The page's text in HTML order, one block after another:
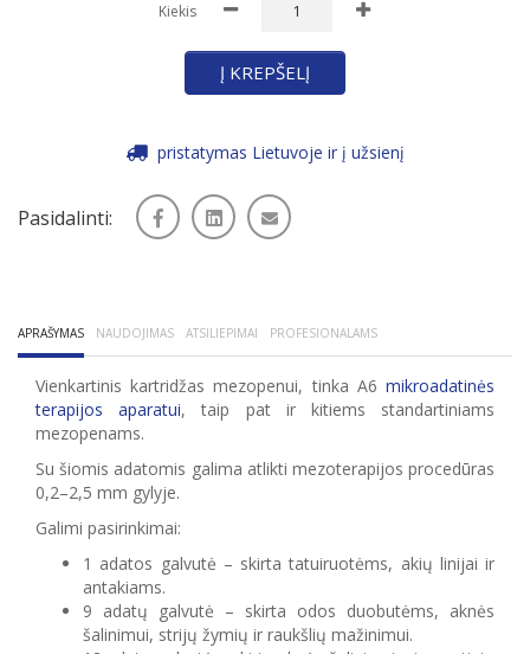
Kiekis
Į KREPŠELĮ
pristatymas Lietuvoje ir į užsienį
Pasidalinti:
APRAŠYMAS NAUDOJIMAS ATSILIEPIMAI PROFESIONALAMS
Vienkartinis kartridžas mezopenui, tinka A6 mikroadatinės
terapijos aparatui, taip pat ir kitiems standartiniams
mezopenams.
Su šiomis adatomis galima atlikti mezoterapijos procedūras
0,2–2,5 mm gylyje.
Galimi pasirinkimai:
1 adatos galvutė – skirta tatuiruotėms, akių linijai ir
antakiams.
9 adatų galvutė – skirta odos duobutėms, aknės
šalinimui, strijų žymių ir raukšlių mažinimui.